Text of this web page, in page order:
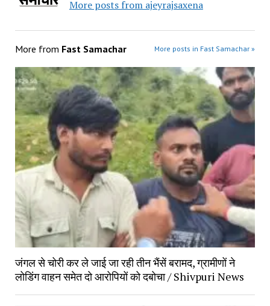
More posts from ajeyrajsaxena
More from Fast Samachar More posts in Fast Samachar »
जंगल से चोरी कर ले जाई जा रही तीन भैंसें बरामद, ग्रामीणों ने
लोडिंग वाहन समेत दो आरोपियों को दबोचा / Shivpuri News